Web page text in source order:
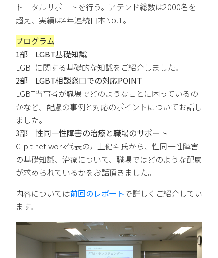
トータルサポートを行う。アテンド総数は2000名を
超え、実績は4年連続日本No.1。
プログラム
1部 LGBT基礎知識
LGBTに関する基礎的な知識をご紹介しました。
2部 LGBT相談窓口での対応POINT
LGBT当事者が職場でどのようなことに困っているの
かなど、配慮の事例と対応のポイントについてお話し
ました。
3部 性同一性障害の治療と職場のサポート
G-pit net work代表の井上健斗氏から、性同一性障害
の基礎知識、治療について、職場ではどのような配慮
が求められているかをお話頂きました。
内容については前回のレポートで詳しくご紹介してい
ます。